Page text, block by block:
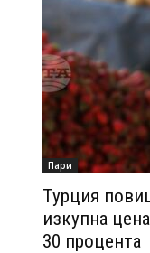
Пари
Турция
изкупна
30 процента